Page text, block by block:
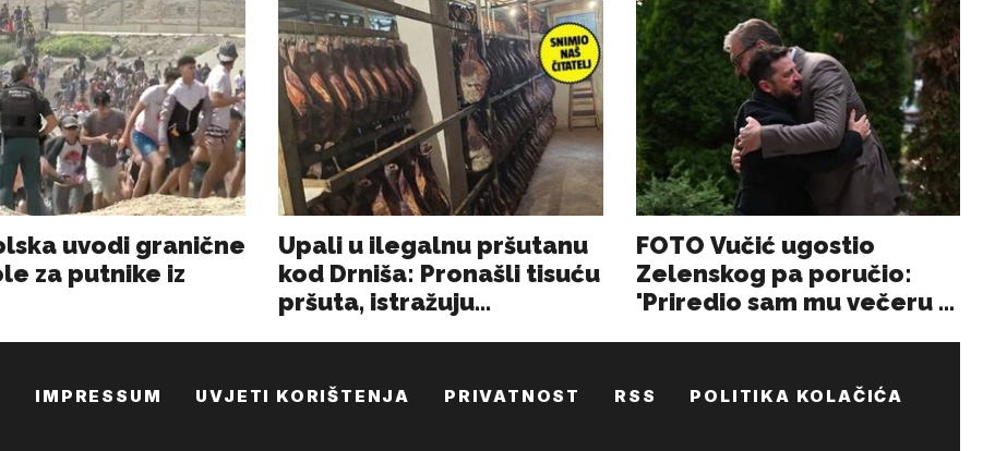
IMPRESSUM UVJETI KORIŠTENJA PRIVATNOST RSS POLITIKA KOLAČIĆA